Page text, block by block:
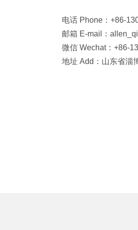
电话 Phone：+86-
邮箱 E-mail：
微信 Wechat：+86-
地址 Add：山东省淄